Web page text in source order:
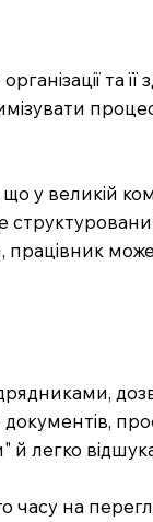
та її
у великій
документів,
легко
на